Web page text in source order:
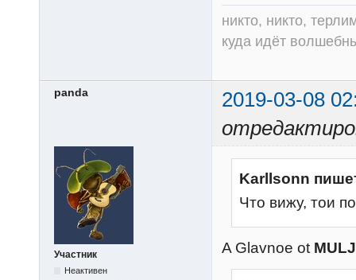
никто, никто,
куда идёт
panda
2019-03-08
Участник
Неактивен
Karllsonn
Что вижу, тои
A Glavnoe ot